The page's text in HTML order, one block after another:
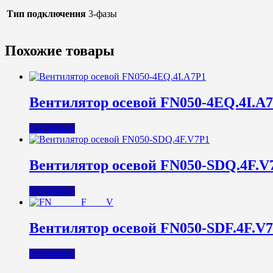
Тип подключения 3-фазы
Похожие товары
Вентилятор осевой FN050-
Подробнее
Вентилятор осевой FN050-
Подробнее
Вентилятор осевой FN050-
Подробнее